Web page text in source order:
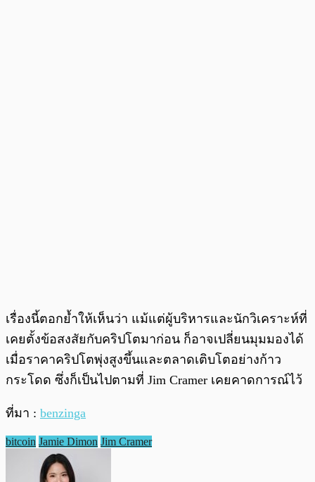
เรื่องนี้ตอกย้ำให้เห็นว่า แม้แต่ผู้บริหารและนักวิเคราะห์ที่
เคยตั้งข้อสงสัยกับคริปโตมาก่อน ก็อาจเปลี่ยนมุมมองได้
เมื่อราคาคริปโตพุ่งสูงขึ้นและตลาดเติบโตอย่างก้าว
กระโดด ซึ่งก็เป็นไปตามที่ Jim Cramer เคยคาดการณ์ไว้
ที่มา : benzinga
bitcoin Jamie Dimon Jim Cramer